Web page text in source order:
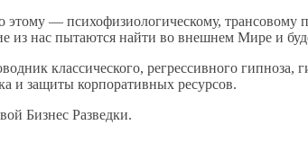
этому — психофизиологическому,
нас пытаются найти во внешнем Мире и
классического, регрессивного гипноза,
и защиты корпоративных ресурсов.
Бизнес Разведки.